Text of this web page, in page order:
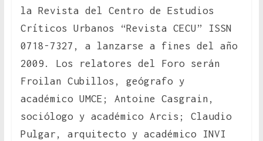
la Revista del Centro de Estudios
Críticos Urbanos “Revista CECU” ISSN
0718-7327, a lanzarse a fines del año
2009. Los relatores del Foro serán
Froilan Cubillos, geógrafo y
académico UMCE; Antoine Casgrain,
sociólogo y académico Arcis; Claudio
Pulgar, arquitecto y académico INVI